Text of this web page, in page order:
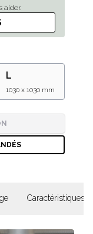
aider.
L
1030 x 1030 mm
Caractéristiques